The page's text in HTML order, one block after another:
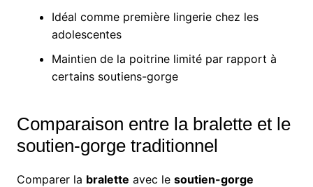
Idéal comme première lingerie chez les
adolescentes
Maintien de la poitrine limité par rapport à
certains soutiens-gorge
Comparaison entre la bralette et le
soutien-gorge traditionnel
Comparer la bralette avec le soutien-gorge